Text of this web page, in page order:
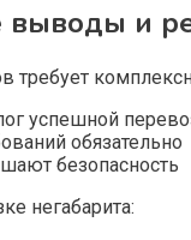
и
требует
успешной
обязательно
безопасность
негабарита: